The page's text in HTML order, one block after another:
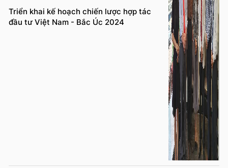
Triển khai kế hoạch chiến lược hợp tác
đầu tư Việt Nam - Bắc Úc 2024